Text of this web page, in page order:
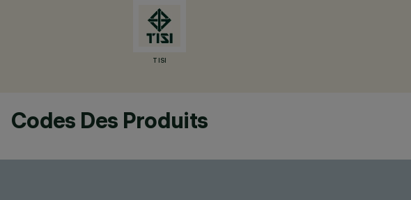
TISI
Codes Des Produits